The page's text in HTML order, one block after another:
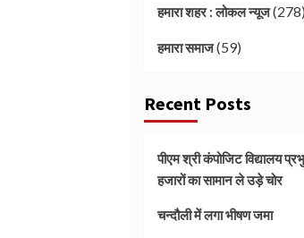
हमारा शहर : लोकल न्यूज(278)
हमारा समाज(59)
Recent Posts
पीएम श्री कंपोजिट विद्यालय
हजारों का सामान ले उड़े चोर
चन्दौली में लगा भीषण जमा